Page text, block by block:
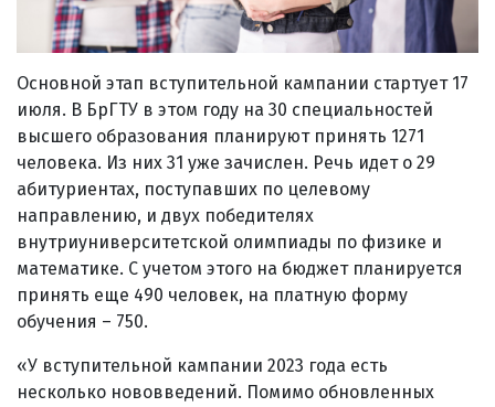
Основной этап вступительной кампании стартует 17
июля. В БрГТУ в этом году на 30 специальностей
высшего образования планируют принять 1271
человека. Из них 31 уже зачислен. Речь идет о 29
абитуриентах, поступавших по целевому
направлению, и двух победителях
внутриуниверситетской олимпиады по физике и
математике. С учетом этого на бюджет планируется
принять еще 490 человек, на платную форму
обучения – 750.
«У вступительной кампании 2023 года есть
несколько нововведений. Помимо обновленных